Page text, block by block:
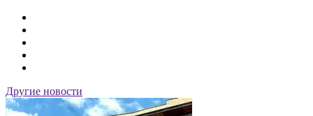
Другие новости